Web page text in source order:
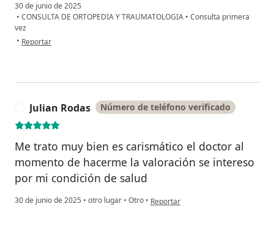
30 de junio de 2025
• CONSULTA DE ORTOPEDIA Y TRAUMATOLOGIA • Consulta primera
vez
• en opinión del usuario FRANCISCA CRUZ SANDOVSL
Reportar
Julian Rodas Número de teléfono verificado
Me trato muy bien es carismático el doctor al
momento de hacerme la valoración se intereso
por mi condición de salud
30 de junio de 2025 • otro lugar • Otro • en opinión del usuario Julian Rodas
Reportar